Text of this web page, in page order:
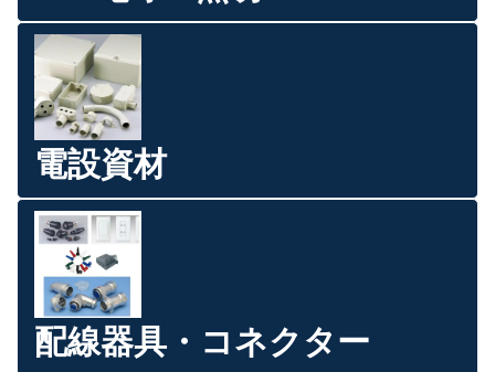
電設資材
配線器具・コネクター